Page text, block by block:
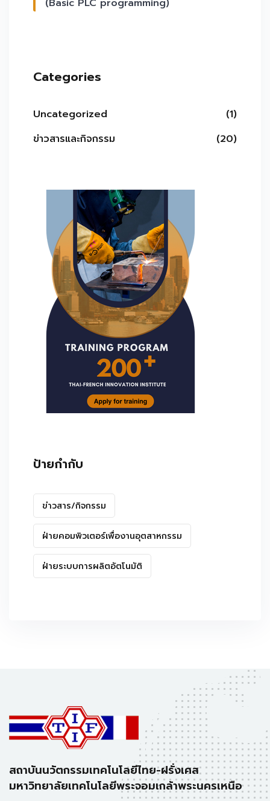
Categories
Uncategorized
(1)
ข่าวสารและกิจกรรม
(20)
ป้ายกำกับ
ข่าวสาร/กิจกรรม
ฝ่ายคอมพิวเตอร์เพื่องานอุตสาหกรรม
ฝ่ายระบบการผลิตอัตโนมัติ
สถาบันนวัตกรรมเทคโนโลยีไทย-ฝรั่งเศส
มหาวิทยาลัยเทคโนโลยีพระจอมเกล้าพระนครเหนือ